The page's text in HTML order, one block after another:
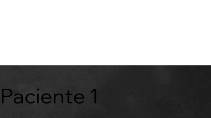
Paciente 1